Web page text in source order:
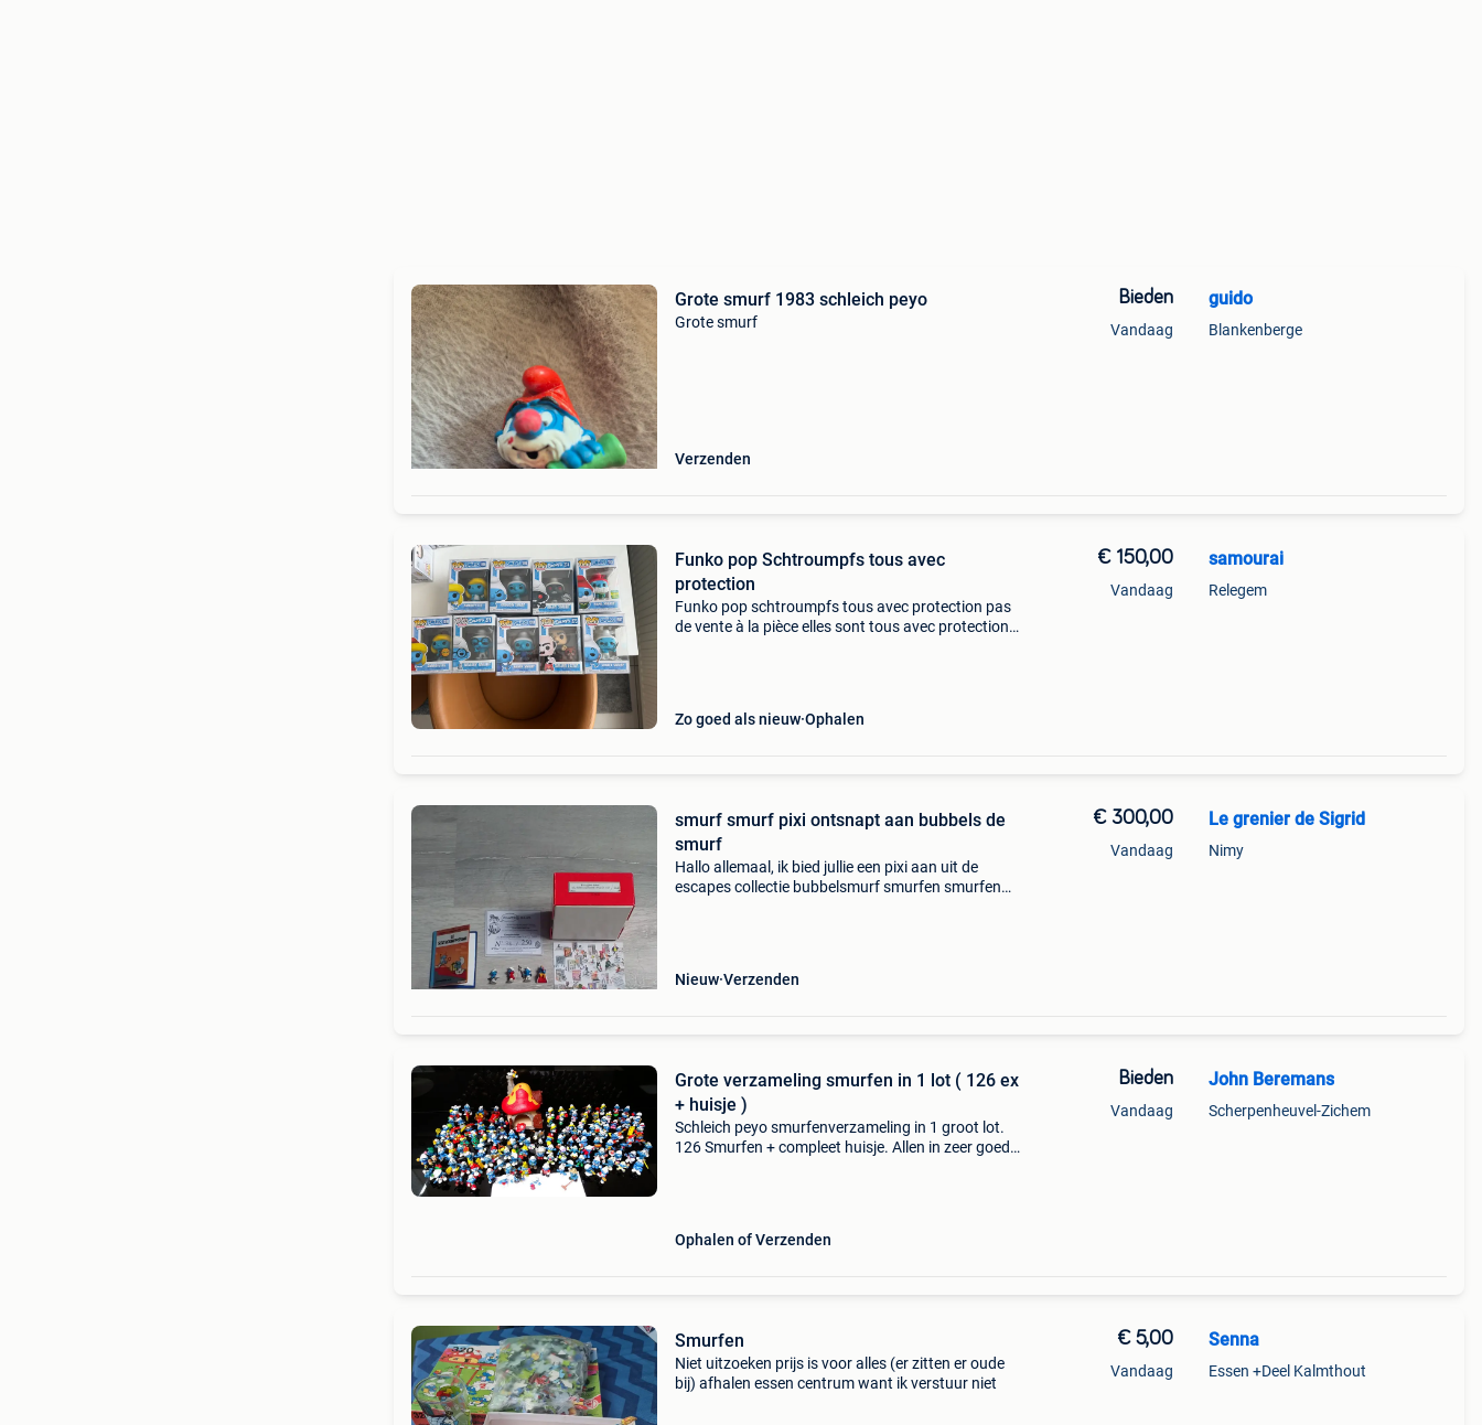
Grote smurf 1983 schleich peyo
Grote smurf
Verzenden
Bieden
Vandaag
guido
Blankenberge
Funko pop Schtroumpfs tous avec
protection
Funko pop schtroumpfs tous avec protection pas
de vente à la pièce elles sont tous avec protection
Zo goed als nieuw Ophalen
€ 150,00
Vandaag
samourai
Relegem
smurf smurf pixi ontsnapt aan bubbels de
smurf
Hallo allemaal, ik bied jullie een pixi aan uit de
escapes collectie bubbelsmurf smurfen smurfen
Nieuw Verzenden
€ 300,00
Vandaag
Le grenier de Sigrid
Nimy
Grote verzameling smurfen in 1 lot ( 126 ex
+ huisje )
Schleich peyo smurfenverzameling in 1 groot lot.
126 Smurfen + compleet huisje. Allen in zeer goede
Ophalen of Verzenden
Bieden
Vandaag
John Beremans
Scherpenheuvel-Zichem
Smurfen
Niet uitzoeken prijs is voor alles (er zitten er oude
bij) afhalen essen centrum want ik verstuur niet
€ 5,00
Vandaag
Senna
Essen +Deel Kalmthout